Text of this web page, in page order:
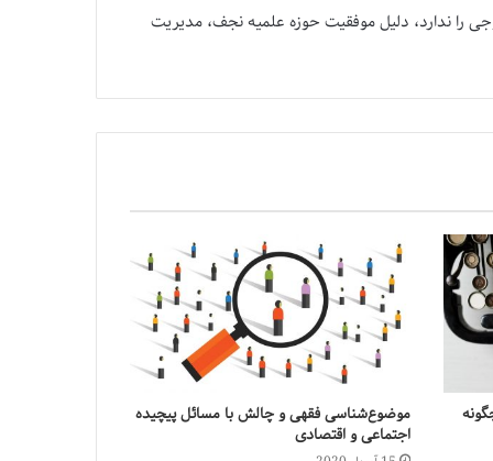
ندارد، دلیل موفقیت حوزه علمیه نجف، مدیریت
موضوع‌شناسی فقهی و چالش با مسائل پیچیده
اجتماعی و اقتصادی